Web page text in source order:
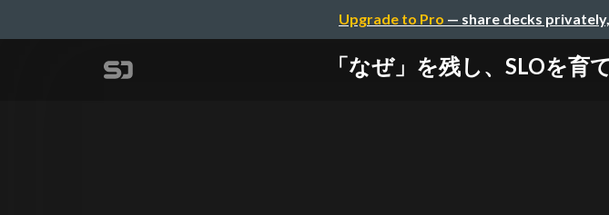
Upgrade to Pro — share decks
「なぜ」を残し、SLOを育